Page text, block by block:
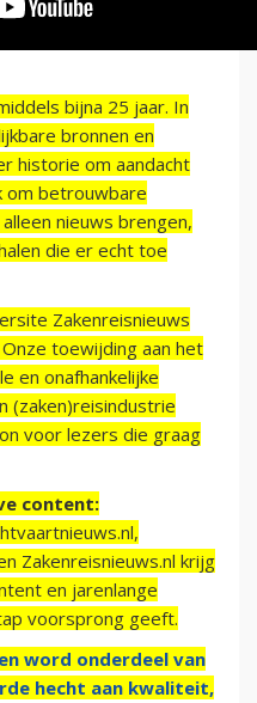
bijna 25 jaar. In
bronnen en
historie om aandacht
om betrouwbare
nieuws brengen,
die er echt toe
Zakenreisnieuws
toewijding aan het
en onafhankelijke
(zaken)reisindustrie
voor lezers die graag
content:
Zakenreisnieuws.nl krijg
en jarenlange
voorsprong geeft.
word onderdeel van
hecht aan kwaliteit,